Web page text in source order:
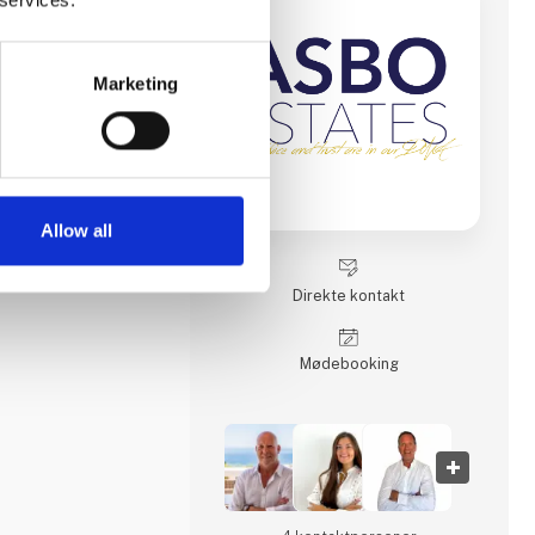
Marketing
Allow all
i boliger på
med høj faglighed,
og troværdig
– uanset om du
søger en bolig til
en attraktiv
Direkte kontakt
Møde­booking